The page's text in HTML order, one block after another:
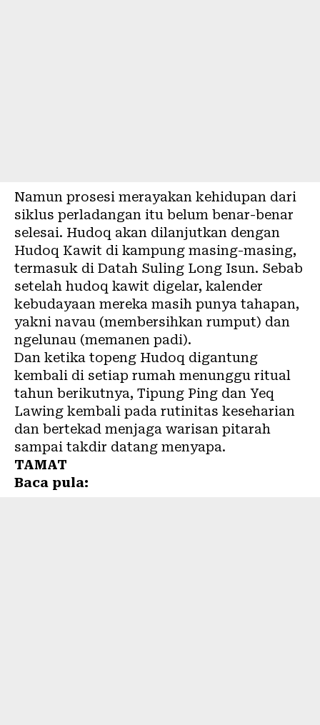
Namun prosesi merayakan kehidupan dari
siklus perladangan itu belum benar-benar
selesai. Hudoq akan dilanjutkan dengan
Hudoq Kawit di kampung masing-masing,
termasuk di Datah Suling Long Isun. Sebab
setelah hudoq kawit digelar, kalender
kebudayaan mereka masih punya tahapan,
yakni navau (membersihkan rumput) dan
ngelunau (memanen padi).
Dan ketika topeng Hudoq digantung
kembali di setiap rumah menunggu ritual
tahun berikutnya, Tipung Ping dan Yeq
Lawing kembali pada rutinitas keseharian
dan bertekad menjaga warisan pitarah
sampai takdir datang menyapa.
TAMAT
Baca pula: